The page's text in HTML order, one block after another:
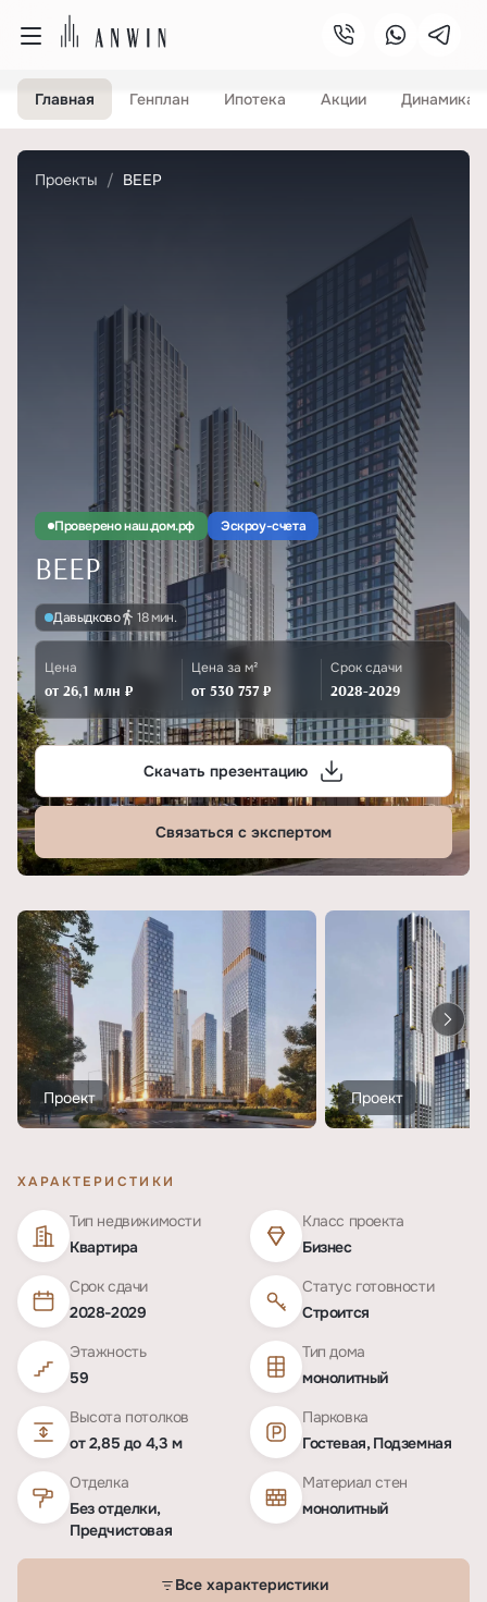
Главная Генплан Ипотека Акции Динамика
Проекты ВЕЕР
Проверено наш.дом.рф Эскроу-счета
ВЕЕР
Давыдково 18 мин.
Цена
от 26,1 млн ₽
Цена за м²
от 530 757 ₽
Срок сдачи
2028-2029
Скачать презентацию
Связаться с экспертом
Проект Проект
ХАРАКТЕРИСТИКИ
Тип недвижимости
Квартира
Класс проекта
Бизнес
Срок сдачи
2028-2029
Статус готовности
Строится
Этажность
59
Тип дома
монолитный
Высота потолков
от 2,85 до 4,3 м
Парковка
Гостевая, Подземная
Отделка
Без отделки,
Предчистовая
Материал стен
монолитный
Все характеристики